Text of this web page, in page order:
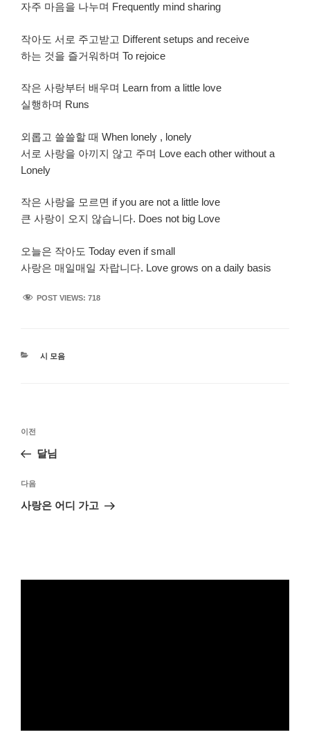
자주 마음을 나누며 Frequently mind sharing
작아도 서로 주고받고 Different setups and receive
하는 것을 즐거워하며 To rejoice
작은 사랑부터 배우며 Learn from a little love
실행하며 Runs
외롭고 쓸쓸할 때 When lonely , lonely
서로 사랑을 아끼지 않고 주며 Love each other without a
Lonely
작은 사랑을 모르면 if you are not a little love
큰 사랑이 오지 않습니다. Does not big Love
오늘은 작아도 Today even if small
사랑은 매일매일 자랍니다. Love grows on a daily basis
POST VIEWS: 718
카
시 모음
색
이
전
이전
달님
다
음
다음
사랑은 어디 가고